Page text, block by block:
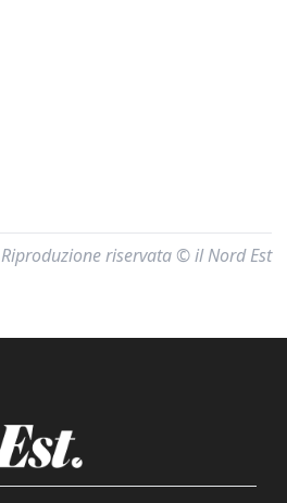
Riproduzione riservata © il Nord Est